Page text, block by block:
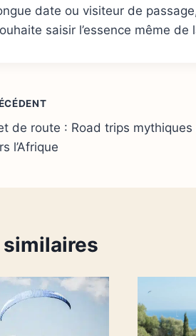
date ou visiteur de
saisir l’essence même de
de route : Road trips mythiques
l’Afrique